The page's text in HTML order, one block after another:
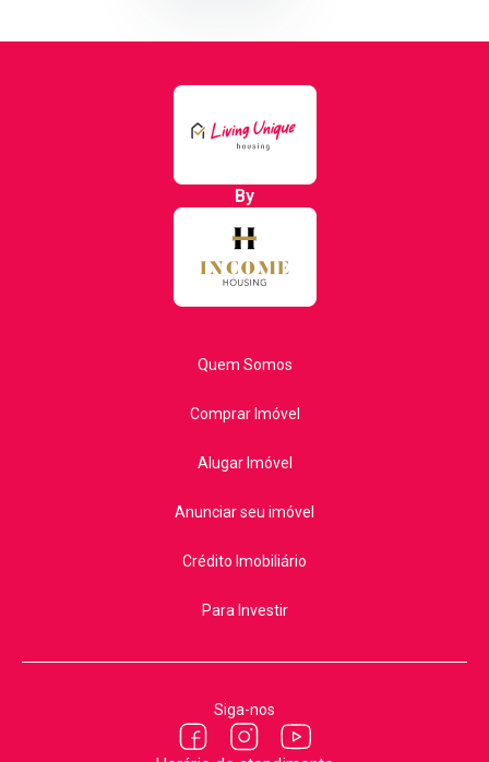
By
Quem Somos
Comprar Imóvel
Alugar Imóvel
Anunciar seu imóvel
Crédito Imobiliário
Para Investir
Siga-nos